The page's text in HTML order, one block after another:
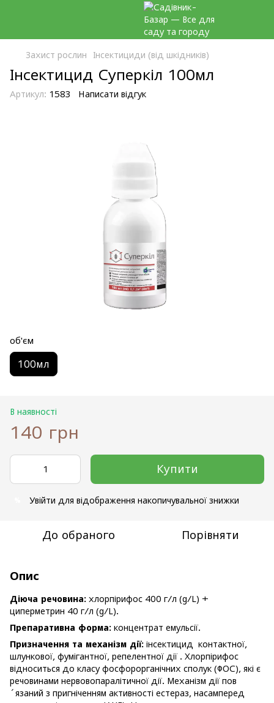
Захист рослин Інсектициди (від шкідників)
Інсектицид Суперкіл 100мл
Артикул: 1583 Написати відгук
об'єм
100мл
В наявності
140 грн
Купити
Увійти для відображення накопичувальної знижки
До обраного Порівняти
Опис
Діюча речовина: хлорпірифос 400 г/л (g/L) +
циперметрин 40 г/л (g/L).
Препаративна форма: концентрат емульсії.
Призначення та механізм дії: інсектицид контактної,
шлункової, фумігантної, репелентної дії . Хлорпірифос
відноситься до класу фосфорорганічних сполук (ФОС), які є
речовинами нервовопаралітичної дії. Механізм дії пов
´язаний з пригніченням активності естераз, насамперед